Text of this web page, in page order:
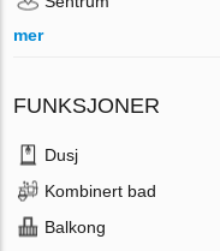
mer
FUNKSJONER
Dusj
Kombinert bad
Balkong